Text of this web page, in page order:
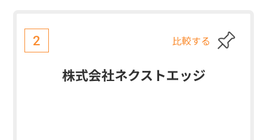
2 比較する
株式会社ネクストエッジ